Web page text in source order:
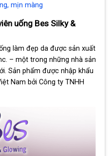
mịn màng
uống Bes Silky &
làm đẹp da được sản xuất
– một trong những nhà sản
Sản phẩm được nhập khẩu
Nam bởi Công ty TNHH